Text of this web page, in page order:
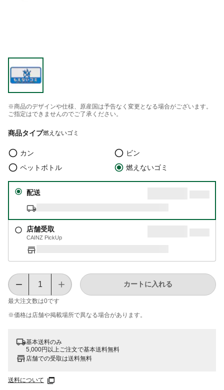
※商品のデザインや仕様、原産国は予告なく変更となる場合がございます。
ご指定はできませんのでご了承ください。
商品タイプ燃えないゴミ
カン
ビン
ペットボトル
燃えないゴミ
配送
店舗受取
CAINZ PickUp
最大注文数は0です
カートに入れる
※価格は​店舗や​掲載場所で​異なる​場合が​あります。
基本送料のみ
5,000円以上ご注文で基本送料無料
店舗での受取は送料無料
送料について